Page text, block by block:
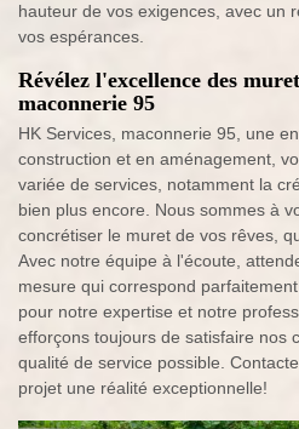
hauteur de vos exigences, avec un
vos espérances.
Révélez l'excellence des
maconnerie 95
HK Services, maconnerie 95, une
construction et en aménagement,
variée de services, notamment la
bien plus encore. Nous sommes à
concrétiser le muret de vos rêves,
Avec notre équipe à l'écoute,
mesure qui correspond
pour notre expertise et notre
efforçons toujours de satisfaire nos
qualité de service possible.
projet une réalité exceptionnelle!